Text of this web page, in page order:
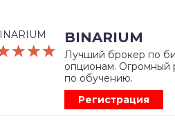
BINARIUM
Лучший брокер по
опционам. Огромный
по обучению.
Регистрация